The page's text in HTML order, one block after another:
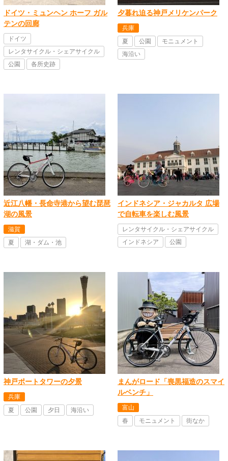
ドイツ・ミュンヘン ホーフ ガル
テンの回廊
ドイツ
レンタサイクル・シェアサイクル
公園
各所史跡
夕暮れ迫る神戸メリケンパーク
兵庫
夏
公園
モニュメント
海沿い
近江八幡・長命寺港から望む琵琶
湖の風景
滋賀
夏
湖・ダム・池
インドネシア・ジャカルタ 広場
で自転車を楽しむ風景
レンタサイクル・シェアサイクル
インドネシア
公園
神戸ポートタワーの夕景
兵庫
夏
公園 夕日 海沿い
まんがロード「喪黒福造のスマイ
ルベンチ」
富山
春
モニュメント 街なか